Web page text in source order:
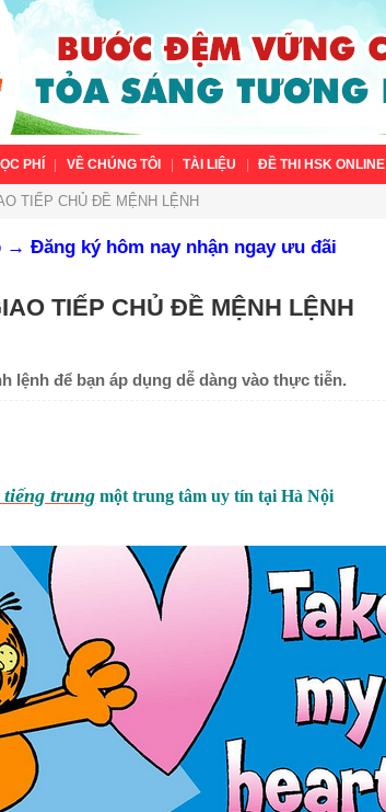
PHÍ VỀ CHÚNG TÔI TÀI LIỆU ĐỀ THI HSK ONLINE
TIẾP CHỦ ĐỀ MỆNH LỆNH
→ Đăng ký hôm nay nhận ngay ưu đãi
TIẾP CHỦ ĐỀ MỆNH LỆNH
lệnh để bạn áp dụng dễ dàng vào thực tiễn.
trung một trung tâm uy tín tại Hà Nội